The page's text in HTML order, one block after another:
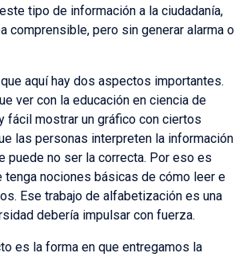
tipo de información a la ciudadanía,
comprensible, pero sin generar alarma o
aquí hay dos aspectos importantes.
ver con la educación en ciencia de
fácil mostrar un gráfico con ciertos
las personas interpreten la información
puede no ser la correcta. Por eso es
tenga nociones básicas de cómo leer e
Ese trabajo de alfabetización es una
debería impulsar con fuerza.
es la forma en que entregamos la